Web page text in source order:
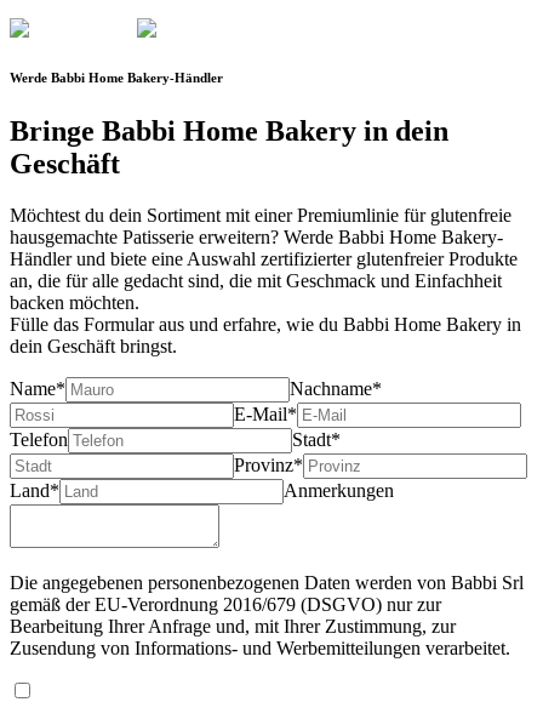
Werde Babbi Home Bakery-Händler
Bringe Babbi Home Bakery in dein
Geschäft
Möchtest du dein Sortiment mit einer Premiumlinie für glutenfreie
hausgemachte Patisserie erweitern? Werde Babbi Home Bakery-
Händler und biete eine Auswahl zertifizierter glutenfreier Produkte
an, die für alle gedacht sind, die mit Geschmack und Einfachheit
backen möchten.
Fülle das Formular aus und erfahre, wie du Babbi Home Bakery in
dein Geschäft bringst.
Name*
Nachname*
E-Mail*
Telefon
Stadt*
Provinz*
Land*
Anmerkungen
Die angegebenen personenbezogenen Daten werden von Babbi Srl
gemäß der EU-Verordnung 2016/679 (DSGVO) nur zur
Bearbeitung Ihrer Anfrage und, mit Ihrer Zustimmung, zur
Zusendung von Informations- und Werbemitteilungen verarbeitet.